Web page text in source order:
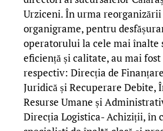
Urziceni. În urma
organigrame, pentru
operatorului la cele mai înalte
eficiență și calitate, au mai
respectiv: Direcția de
Juridică și Recuperare Debite,
Resurse Umane și
Direcția Logistica- Achiziții, în